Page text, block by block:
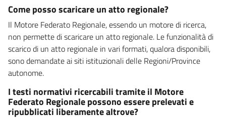
Come posso scaricare un atto regionale?
Il Motore Federato Regionale, essendo un motore di ricerca,
non permette di scaricare un atto regionale. Le funzionalità di
scarico di un atto regionale in vari formati, qualora disponibili,
sono demandate ai siti istituzionali delle Regioni/Province
autonome.
I testi normativi ricercabili tramite il Motore
Federato Regionale possono essere prelevati e
ripubblicati liberamente altrove?